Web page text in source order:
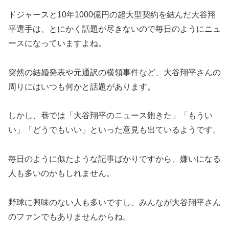
ドジャースと10年1000億円の超大型契約を結んだ大谷翔
平選手は、とにかく話題が尽きないので毎日のようにニュ
ースになっていますよね。
突然の結婚発表や元通訳の横領事件など、大谷翔平さんの
周りにはいつも何かと話題があります。
しかし、巷では「大谷翔平のニュース飽きた」「もうい
い」「どうでもいい」といった意見も出ているようです。
毎日のように似たような記事ばかりですから、嫌いになる
人も多いのかもしれません。
野球に興味のない人も多いですし、みんなが大谷翔平さん
のファンでもありませんからね。